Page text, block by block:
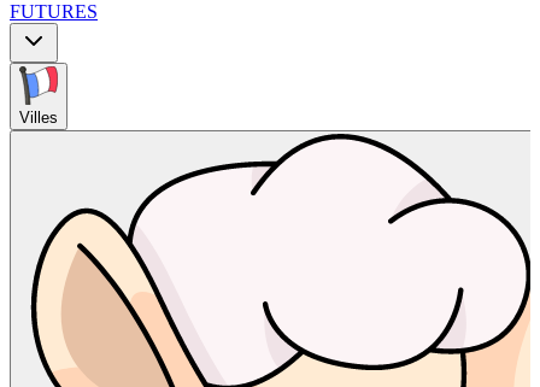
FUTURES
Villes